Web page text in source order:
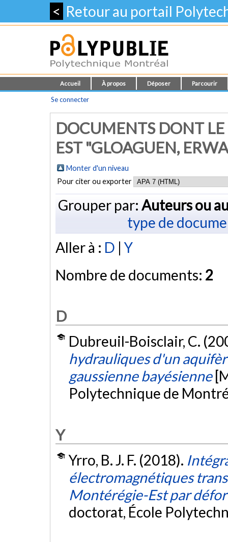
< Retour au portail
Accueil À propos Déposer Parcourir
Se connecter
DOCUMENTS DONT
EST "GLOAGUEN,
Monter d'un niveau
Pour citer ou exporter
Grouper par: Auteurs ou
type de
Aller à : D |Y
Nombre de documents: 2
D
Dubreuil-Boisclair, C.
hydrauliques d'un
gaussienne bayésienne
Polytechnique de
Y
Yrro, B. J. F. (2018).
électromagnétiques
Montérégie-Est par
doctorat, École